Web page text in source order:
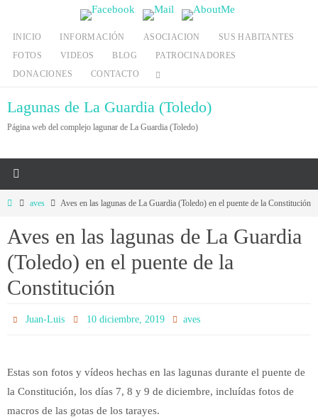
contenido
INICIO INFORMACIÓN ASOCIACION
SUS HABITANTES
FOTOS
VIDEOS BLOG
PATROCINADORES
DONACIONES
CONTACTO
Lagunas de La Guardia (Toledo)
Página web del complejo lagunar de La Guardia (Toledo)
Inicioaves Aves en las lagunas de La Guardia (Toledo) en el puente de la Constitución
Aves en las lagunas de La Guardia
(Toledo) en el puente de la
Constitución
Juan-Luis 10 diciembre, 2019 aves
Estas son fotos y vídeos hechas en las lagunas durante el puente de
la Constitución, los días 7, 8 y 9 de diciembre, incluídas fotos de
macros de las gotas de los tarayes.